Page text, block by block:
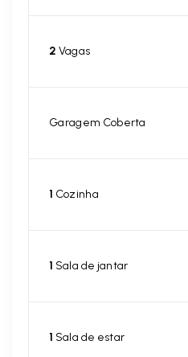
2 Vagas
Garagem Coberta
1 Cozinha
1 Sala de jantar
1 Sala de estar